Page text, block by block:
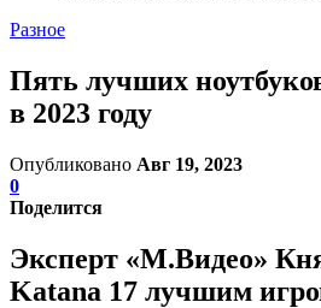
Разное
Пять лучших
в 2023 году
Опубликовано Авг 19, 2023
0
Поделится
Эксперт «М.Видео»
Katana 17 лучшим